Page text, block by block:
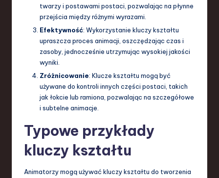
twarzy i postawami postaci, pozwalając na płynne
przejścia między różnymi wyrazami.
Efektywność: Wykorzystanie kluczy kształtu
upraszcza proces animacji, oszczędzając czas i
zasoby, jednocześnie utrzymując wysokiej jakości
wyniki.
Zróżnicowanie: Klucze kształtu mogą być
używane do kontroli innych części postaci, takich
jak łokcie lub ramiona, pozwalając na szczegółowe
i subtelne animacje.
Typowe przykłady
kluczy kształtu
Animatorzy mogą używać kluczy kształtu do tworzenia